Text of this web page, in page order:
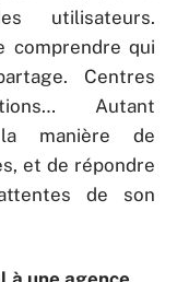
utilisateurs.
comprendre qui
Centres
Autant
manière de
et de répondre
de son